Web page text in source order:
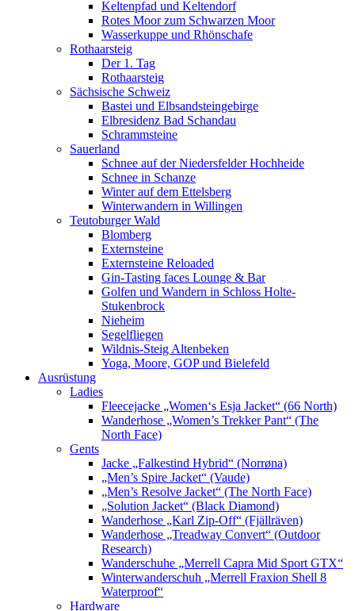
Keltenpfad und Keltendorf
Rotes Moor zum Schwarzen Moor
Wasserkuppe und Rhönschafe
Rothaarsteig
Der 1. Tag
Rothaarsteig
Sächsische Schweiz
Bastei und Elbsandsteingebirge
Elbresidenz Bad Schandau
Schrammsteine
Sauerland
Schnee auf der Niedersfelder Hochheide
Schnee in Schanze
Winter auf dem Ettelsberg
Winterwandern in Willingen
Teutoburger Wald
Blomberg
Externsteine
Externsteine Reloaded
Gin-Tasting faces Lounge & Bar
Golfen und Wandern in Schloss Holte-
Stukenbrock
Nieheim
Segelfliegen
Wildnis-Steig Altenbeken
Yoga, Moore, GOP und Bielefeld
Ausrüstung
Ladies
Fleecejacke „Women‘s Esja Jacket“ (66 North)
Wanderhose „Women’s Trekker Pant“ (The
North Face)
Gents
Jacke „Falkestind Hybrid“ (Norrøna)
„Men’s Spire Jacket“ (Vaude)
„Men’s Resolve Jacket“ (The North Face)
„Solution Jacket“ (Black Diamond)
Wanderhose „Karl Zip-Off“ (Fjällräven)
Wanderhose „Treadway Convert“ (Outdoor
Research)
Wanderschuhe „Merrell Capra Mid Sport GTX“
Winterwanderschuh „Merrell Fraxion Shell 8
Waterproof“
Hardware